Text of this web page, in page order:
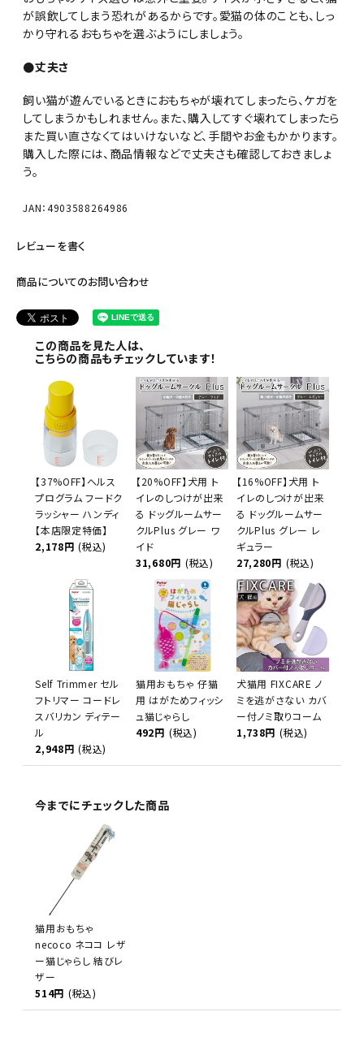
が誤飲してしまう恐れがあるからです。愛猫の体のことも、しっ
かり守れるおもちゃを選ぶようにしましょう。
●丈夫さ
飼い猫が遊んでいるときにおもちゃが壊れてしまったら、ケガを
してしまうかもしれません。また、購入してすぐ壊れてしまったら
また買い直さなくてはいけないなど、手間やお金もかかります。
購入した際には、商品情報などで丈夫さも確認しておきましょ
う。
JAN：4903588264986
レビューを書く
商品についてのお問い合わせ
この商品を見た人は、
こちらの商品もチェックしています！
【37%OFF】ヘルス
プログラム フードク
ラッシャー ハンディ
【本店限定特価】
2,178円 (税込)
【20%OFF】犬用 ト
イレのしつけが出来
る ドッグルームサー
クルPlus グレー ワ
イド
31,680円 (税込)
【16%OFF】犬用 ト
イレのしつけが出来
る ドッグルームサー
クルPlus グレー レ
ギュラー
27,280円 (税込)
Self Trimmer セル
フトリマー コードレ
スバリカン ディテー
ル
2,948円 (税込)
猫用おもちゃ 仔猫
用 はがためフィッシ
ュ猫じゃらし
492円 (税込)
犬猫用 FIXCARE ノ
ミを逃がさない カバ
ー付ノミ取りコーム
1,738円 (税込)
今までにチェックした商品
猫用おもちゃ
necoco ネココ レザ
ー猫じゃらし 結びレ
ザー
514円 (税込)